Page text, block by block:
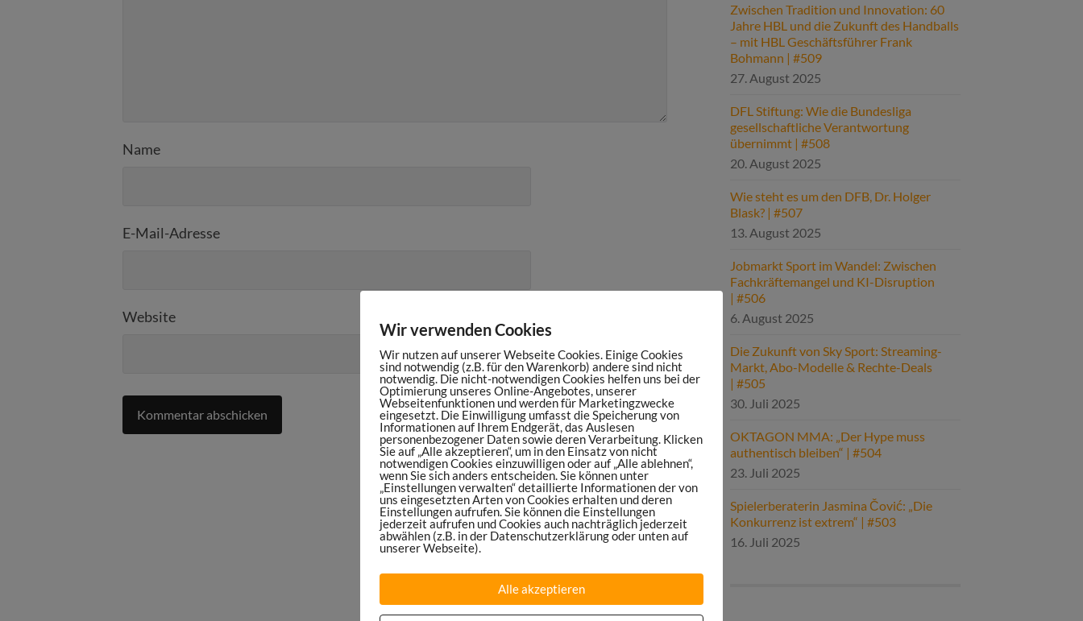
Name
E-Mail-Adresse
Website
Zwischen Tradition und Innovation: 60
Jahre HBL und die Zukunft des Handballs
– mit HBL Geschäftsführer Frank
Bohmann | #509
27. August 2025
DFL Stiftung: Wie die Bundesliga
gesellschaftliche Verantwortung
übernimmt | #508
20. August 2025
Wie steht es um den DFB, Dr. Holger
Blask? | #507
13. August 2025
Jobmarkt Sport im Wandel: Zwischen
Fachkräftemangel und KI-Disruption
| #506
6. August 2025
Die Zukunft von Sky Sport: Streaming-
Markt, Abo-Modelle & Rechte-Deals
| #505
30. Juli 2025
OKTAGON MMA: „Der Hype muss
authentisch bleiben“ | #504
23. Juli 2025
Spielerberaterin Jasmina Čović: „Die
Konkurrenz ist extrem“ | #503
16. Juli 2025
Wir verwenden Cookies
Wir nutzen auf unserer Webseite Cookies. Einige Cookies
sind notwendig (z.B. für den Warenkorb) andere sind nicht
notwendig. Die nicht-notwendigen Cookies helfen uns bei der
Optimierung unseres Online-Angebotes, unserer
Webseitenfunktionen und werden für Marketingzwecke
eingesetzt. Die Einwilligung umfasst die Speicherung von
Informationen auf Ihrem Endgerät, das Auslesen
personenbezogener Daten sowie deren Verarbeitung. Klicken
Sie auf „Alle akzeptieren“, um in den Einsatz von nicht
notwendigen Cookies einzuwilligen oder auf „Alle ablehnen“,
wenn Sie sich anders entscheiden. Sie können unter
„Einstellungen verwalten“ detaillierte Informationen der von
uns eingesetzten Arten von Cookies erhalten und deren
Einstellungen aufrufen. Sie können die Einstellungen
jederzeit aufrufen und Cookies auch nachträglich jederzeit
abwählen (z.B. in der Datenschutzerklärung oder unten auf
unserer Webseite).
Alle akzeptieren